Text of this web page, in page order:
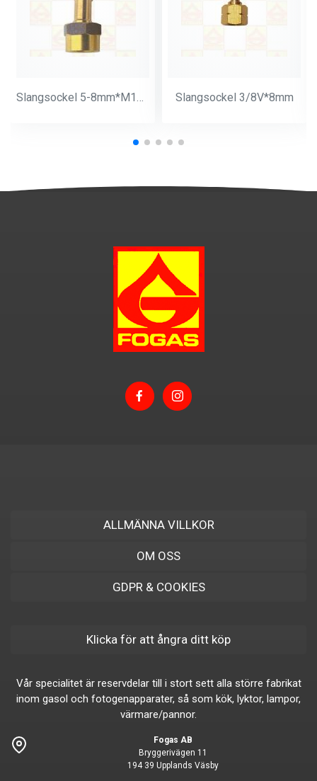
Slangsockel 5-8mm*M14*1 Slangsockel 3/8V*8mm
ALLMÄNNA VILLKOR
OM OSS
GDPR & COOKIES
Klicka för att ångra ditt köp
Vår specialitet är reservdelar till i stort sett alla större fabrikat
inom gasol och fotogenapparater, så som kök, lyktor, lampor,
värmare/pannor.
Fogas AB
Bryggerivägen 11
194 39 Upplands Väsby